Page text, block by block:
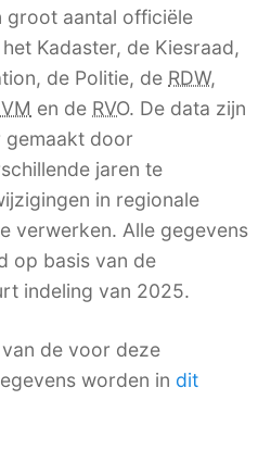
groot aantal officiële
het Kadaster, de Kiesraad,
de Politie, de RDW,
en de RVO. De data zijn
gemaakt door
jaren te
in regionale
verwerken. Alle gegevens
op basis van de
indeling van 2025.
de voor deze
worden in dit